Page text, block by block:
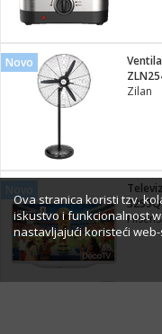
Novo
Zilan
32S5Q
Ova stranica koristi tzv.
iskustvo i funkcionalnost
nastavljajući koristeći